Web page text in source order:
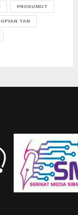
PROSUMUT
TAN